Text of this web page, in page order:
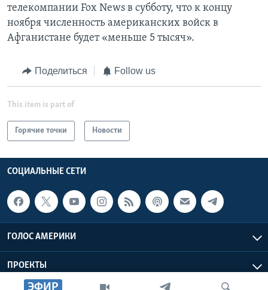
ЭФИР
телекомпании Fox News в субботу, что к концу
ноября численность американских войск в
Афганистане будет «меньше 5 тысяч».
Поделиться Follow us
This item is part of
Горячие точки Новости
СОЦИАЛЬНЫЕ СЕТИ
ГОЛОС АМЕРИКИ
ПРОЕКТЫ